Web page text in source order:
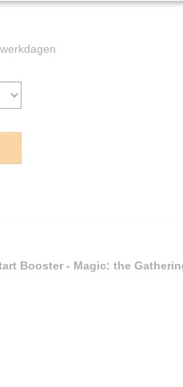
Booster - Magic: the